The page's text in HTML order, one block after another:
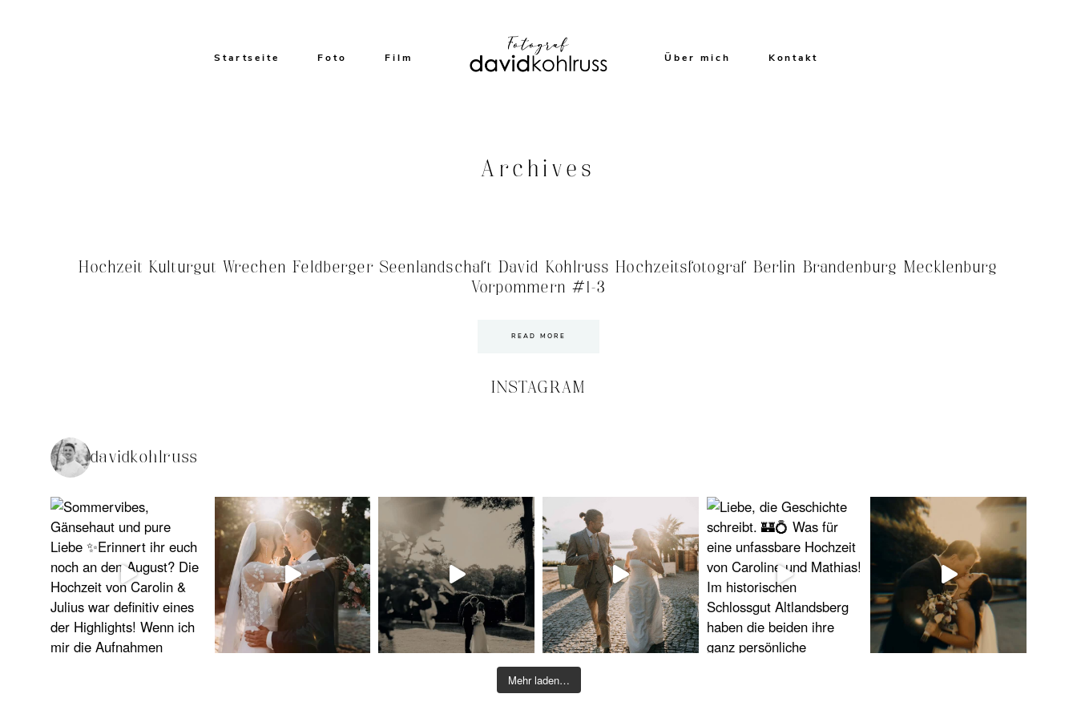
Startseite Foto Film Über mich Kontakt
Archives
Hochzeit Kulturgut Wrechen Feldberger Seenlandschaft David Kohlruss Hochzeitsfotograf Berlin Brandenburg Mecklenburg
Vorpommern #1-3
READ MORE
INSTAGRAM
davidkohlruss
Mehr laden…